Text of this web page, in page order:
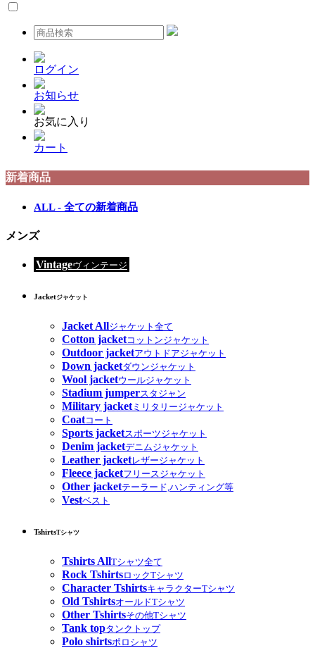
ログイン
お知らせ
お気に入り
カート
新着商品
ALL - 全ての新着商品
メンズ
Vintageヴィンテージ
Jacketジャケット
Jacket Allジャケット全て
Cotton jacketコットンジャケット
Outdoor jacketアウトドアジャケット
Down jacketダウンジャケット
Wool jacketウールジャケット
Stadium jumperスタジャン
Military jacketミリタリージャケット
Coatコート
Sports jacketスポーツジャケット
Denim jacketデニムジャケット
Leather jacketレザージャケット
Fleece jacketフリースジャケット
Other jacketテーラード,ハンティング等
Vestベスト
TshirtsTシャツ
Tshirts AllTシャツ全て
Rock TshirtsロックTシャツ
Character TshirtsキャラクターTシャツ
Old TshirtsオールドTシャツ
Other Tshirtsその他Tシャツ
Tank topタンクトップ
Polo shirtsポロシャツ